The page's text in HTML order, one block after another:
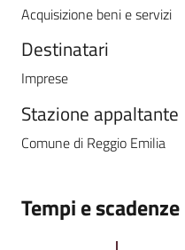
Acquisizione beni e servizi
Destinatari
Imprese
Stazione appaltante
Comune di Reggio Emilia
Tempi e scadenze